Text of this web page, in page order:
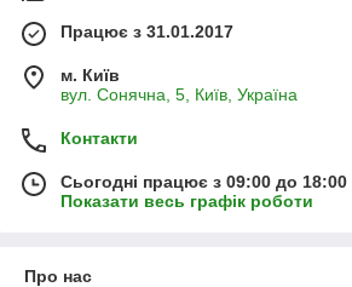
Працює з 31.01.2017
м. Київ
вул. Сонячна, 5, Київ, Україна
Контакти
Сьогодні працює з 09:00 до 18:00
Показати весь графік роботи
Про нас